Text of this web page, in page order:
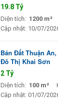
19.8 Tỷ
Diện tích: 1200 m²
Cập nhật: 10/07/
Bán Đất Thuận
Đô Thị Khai Sơn
2 Tỷ
Diện tích: 100 m²
Cập nhật: 01/07/